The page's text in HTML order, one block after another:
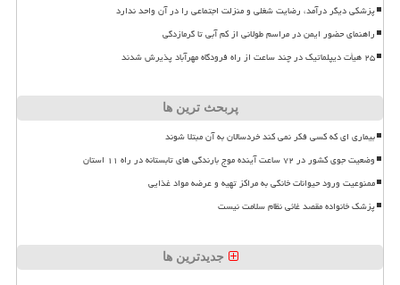
پزشکی دیگر درآمد، رضایت شغلی و منزلت اجتماعی را در آن واحد ندارد
راهنمای حضور ایمن در مراسم طولانی از کم آبی تا گرمازدگی
۲۵ هیأت دیپلماتیک در چند ساعت از راه فرودگاه مهرآباد پذیرش شدند
پربحث ترین ها
بیماری ای که کسی فکر نمی کند خردسالان به آن مبتلا شوند
وضعیت جوی کشور در ۷۲ ساعت آینده موج بارندگی های تابستانه در راه ۱۱ استان
ممنوعیت ورود حیوانات خانگی به مراکز تهیه و عرضه مواد غذایی
پزشک خانواده مقصد غائی نظام سلامت نیست
جدیدترین ها